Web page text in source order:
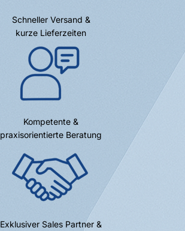
Schneller Versand &
kurze Lieferzeiten
Kompetente &
praxisorientierte Beratung
Exklusiver Sales Partner &